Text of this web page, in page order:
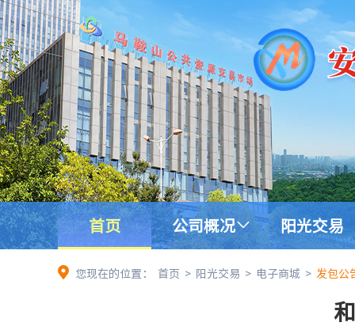
首页 公司概况 阳光交易
您现在的位置： 首页 > 阳光交易 > 电子商城 > 发包公